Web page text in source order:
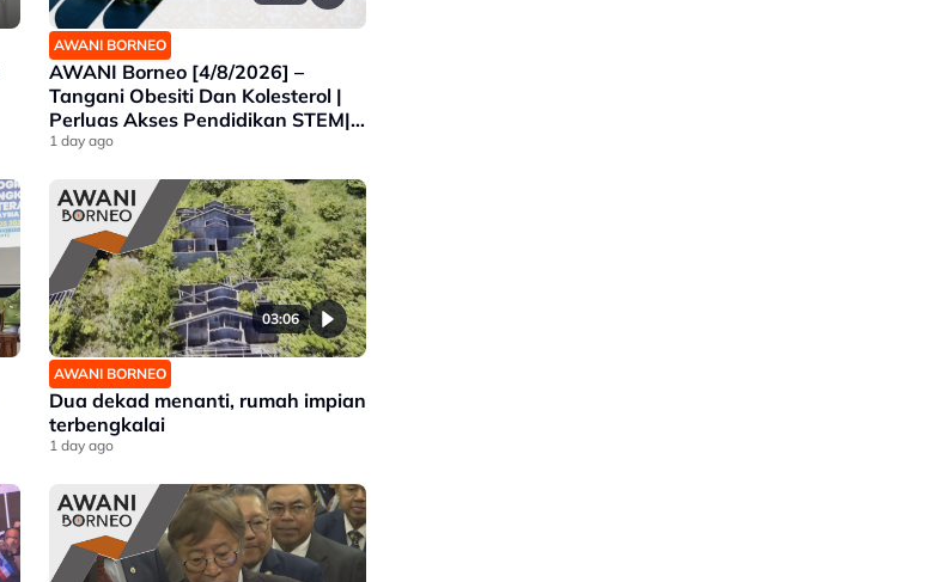
AWANI BORNEO
AWANI Borneo [4/8/2026] –
Tangani Obesiti Dan Kolesterol |
Perluas Akses Pendidikan STEM|
Sabah Intai Juara SUKMA
1 day ago
03:06
AWANI BORNEO
Dua dekad menanti, rumah impian
terbengkalai
1 day ago